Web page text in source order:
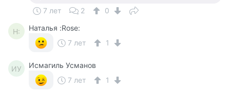
7 лет 2 0
Н:
Наталья :Rose:
7 лет
1
ИУ
Исмагиль Усманов
7 лет
1